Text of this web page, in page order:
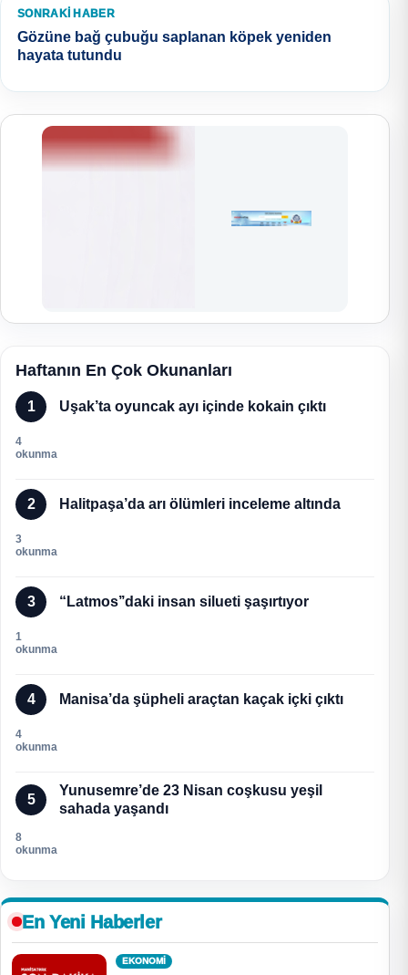
SONRAKI HABER
Gözüne bağ çubuğu saplanan köpek yeniden
hayata tutundu
Haftanın En Çok Okunanları
1 Uşak’ta oyuncak ayı içinde kokain çıktı
4
okunma
2 Halitpaşa’da arı ölümleri inceleme altında
3
okunma
3 “Latmos’’daki insan silueti şaşırtıyor
1
okunma
4 Manisa’da şüpheli araçtan kaçak içki çıktı
4
okunma
5
Yunusemre’de 23 Nisan coşkusu yeşil
sahada yaşandı
8
okunma
En Yeni Haberler
EKONOMI